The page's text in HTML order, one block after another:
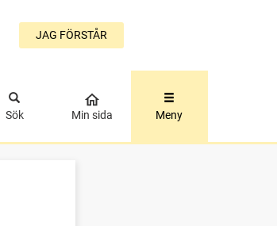
JAG FÖRSTÅR
Sök Min sida Meny